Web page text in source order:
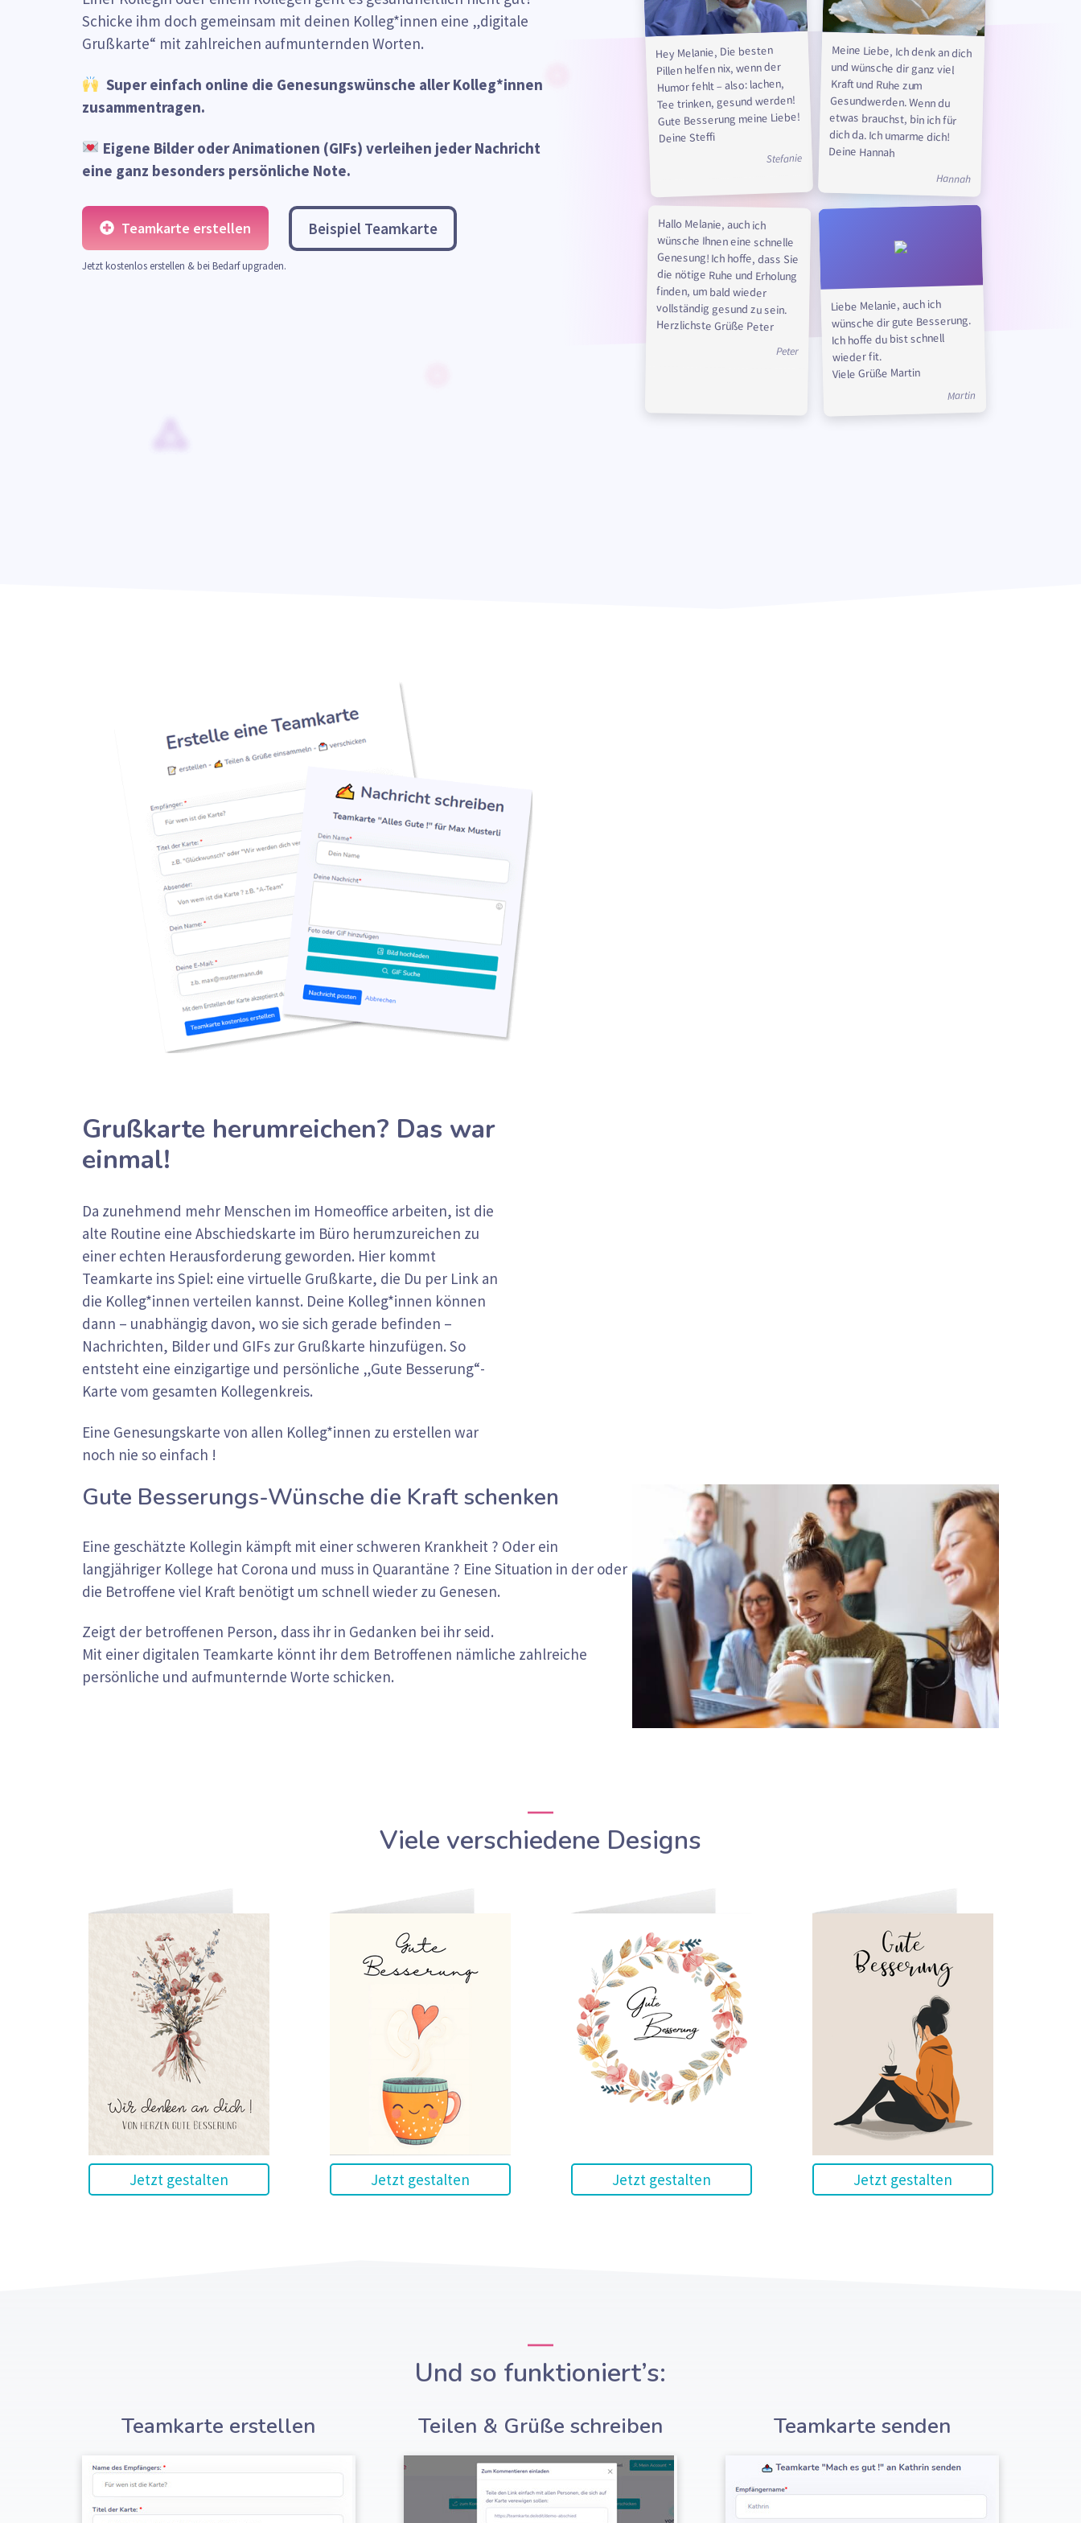
Schicke ihm doch gemeinsam mit deinen Kolleg*innen eine „digitale
Grußkarte“ mit zahlreichen aufmunternden Worten.
Super einfach online die Genesungswünsche aller Kolleg*innen
zusammentragen.
Eigene Bilder oder Animationen (GIFs) verleihen jeder Nachricht
eine ganz besonders persönliche Note.
Teamkarte erstellen Beispiel Teamkarte
Jetzt kostenlos erstellen & bei Bedarf upgraden.
Hey Melanie, Die besten
Pillen helfen nix, wenn der
Humor fehlt – also: lachen,
Tee trinken, gesund werden!
Gute Besserung meine Liebe!
Deine Steffi
Stefanie
Meine Liebe, Ich denk an dich
und wünsche dir ganz viel
Kraft und Ruhe zum
Gesundwerden. Wenn du
etwas brauchst, bin ich für
dich da. Ich umarme dich!
Deine Hannah
Hannah
Hallo Melanie, auch ich
wünsche Ihnen eine schnelle
Genesung! Ich hoffe, dass Sie
die nötige Ruhe und Erholung
finden, um bald wieder
vollständig gesund zu sein.
Herzlichste Grüße Peter
Peter
Liebe Melanie, auch ich
wünsche dir gute Besserung.
Ich hoffe du bist schnell
wieder fit.
Viele Grüße Martin
Martin
Grußkarte herumreichen? Das war
einmal!
Da zunehmend mehr Menschen im Homeoffice arbeiten, ist die
alte Routine eine Abschiedskarte im Büro herumzureichen zu
einer echten Herausforderung geworden. Hier kommt
Teamkarte ins Spiel: eine virtuelle Grußkarte, die Du per Link an
die Kolleg*innen verteilen kannst. Deine Kolleg*innen können
dann – unabhängig davon, wo sie sich gerade befinden –
Nachrichten, Bilder und GIFs zur Grußkarte hinzufügen. So
entsteht eine einzigartige und persönliche „Gute Besserung“-
Karte vom gesamten Kollegenkreis.
Eine Genesungskarte von allen Kolleg*innen zu erstellen war
noch nie so einfach !
Gute Besserungs-Wünsche die Kraft schenken
Eine geschätzte Kollegin kämpft mit einer schweren Krankheit ? Oder ein
langjähriger Kollege hat Corona und muss in Quarantäne ? Eine Situation in der oder
die Betroffene viel Kraft benötigt um schnell wieder zu Genesen.
Zeigt der betroffenen Person, dass ihr in Gedanken bei ihr seid.
Mit einer digitalen Teamkarte könnt ihr dem Betroffenen nämliche zahlreiche
persönliche und aufmunternde Worte schicken.
Viele verschiedene Designs
Jetzt gestalten Jetzt gestalten Jetzt gestalten Jetzt gestalten
Und so funktioniert’s:
Teamkarte erstellen Teilen & Grüße schreiben Teamkarte senden